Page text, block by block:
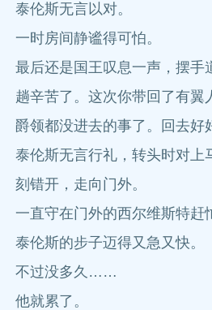
泰伦斯无言以对。
一时房间静谧得可怕。
最后还是国王叹息一声，摆手
趟辛苦了。这次你带回了有翼
爵领都没进去的事了。回去好
泰伦斯无言行礼，转头时对上
刻错开，走向门外。
一直守在门外的西尔维斯特赶
泰伦斯的步子迈得又急又快。
不过没多久……
他就累了。